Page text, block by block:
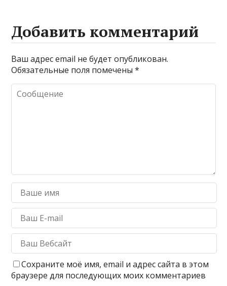
Добавить комментарий
Ваш адрес email не будет опубликован.
Обязательные поля помечены*
Сохраните моё имя, email и адрес сайта в этом
браузере для последующих моих комментариев